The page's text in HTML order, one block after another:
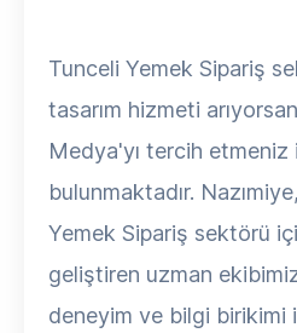
Tunceli Yemek Sipariş
tasarım hizmeti
Medya'yı tercih
bulunmaktadır.
Yemek Sipariş sektörü
geliştiren uzman
deneyim ve bilgi birikimi